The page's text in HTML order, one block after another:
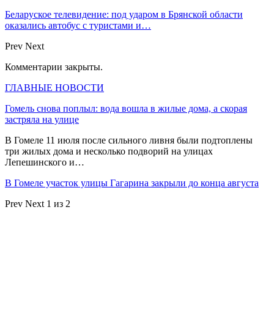
Беларуское телевидение: под ударом в Брянской области
оказались автобус с туристами и…
Prev Next
Комментарии закрыты.
ГЛАВНЫЕ НОВОСТИ
Гомель снова поплыл: вода вошла в жилые дома, а скорая
застряла на улице
В Гомеле 11 июля после сильного ливня были подтоплены
три жилых дома и несколько подворий на улицах
Лепешинского и…
В Гомеле участок улицы Гагарина закрыли до конца августа
Prev Next 1 из 2